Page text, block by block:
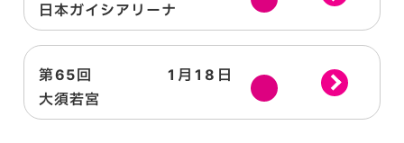
日本ガイシアリーナ
第65回 1月18日 日
大須若宮